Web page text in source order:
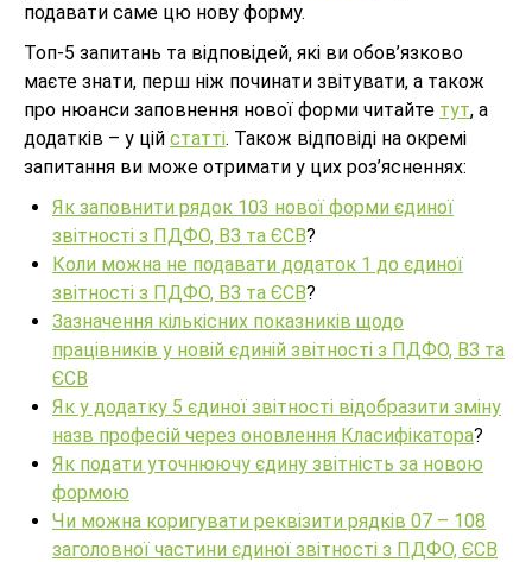
подавати саме цю нову форму.
Топ-5 запитань та відповідей, які ви обов’язково
маєте знати, перш ніж починати звітувати, а також
про нюанси заповнення нової форми читайте тут, а
додатків – у цій статті. Також відповіді на окремі
запитання ви може отримати у цих роз’ясненнях:
Як заповнити рядок 103 нової форми єдиної
звітності з ПДФО, ВЗ та ЄСВ?
Коли можна не подавати додаток 1 до єдиної
звітності з ПДФО, ВЗ та ЄСВ?
Зазначення кількісних показників щодо
працівників у новій єдиній звітності з ПДФО, ВЗ та
ЄСВ
Як у додатку 5 єдиної звітності відобразити зміну
назв професій через оновлення Класифікатора?
Як подати уточнюючу єдину звітність за новою
формою
Чи можна коригувати реквізити рядків 07 – 108
заголовної частини єдиної звітності з ПДФО, ЄСВ